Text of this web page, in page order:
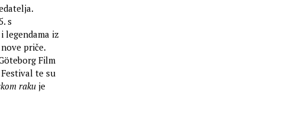
s
legendama iz
priče.
Film
te su
raku je